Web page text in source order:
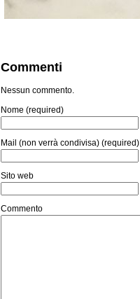
Commenti
Nessun commento.
Nome (required)
Mail (non verrà condivisa) (required)
Sito web
Commento